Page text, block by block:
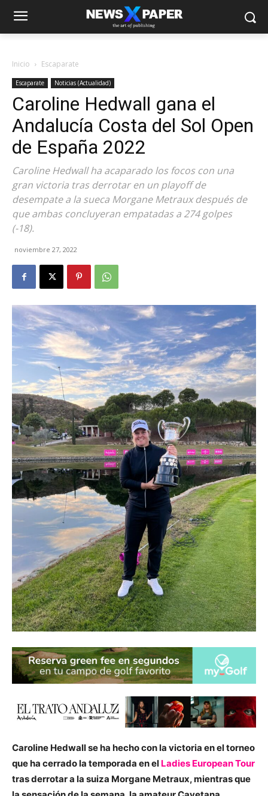
Inicio Escaparate
Escaparate Noticias (Actualidad)
Caroline Hedwall gana el
Andalucía Costa del Sol Open
de España 2022
Caroline Hedwall ha acaparado los focos con una
gran victoria tras derrotar en un playoff de
desempate a la sueca Morgane Metraux después de
que ambas concluyeran empatadas a 274 golpes
(-18).
noviembre 27, 2022
Caroline Hedwall se ha hecho con la victoria en el torneo
que ha cerrado la temporada en el Ladies European Tour
tras derrotar a la suiza Morgane Metraux, mientras que